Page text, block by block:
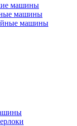
машины
машины
машины